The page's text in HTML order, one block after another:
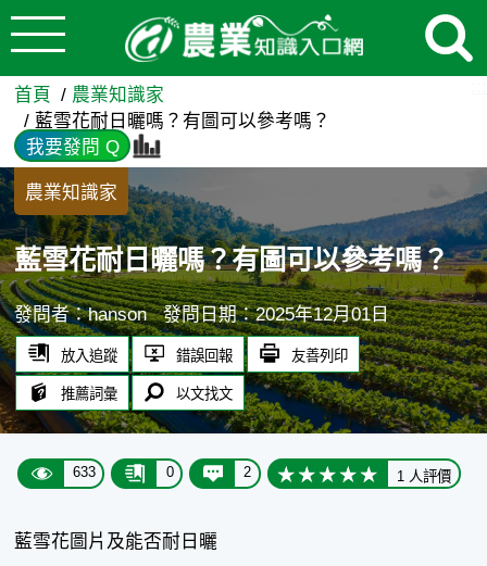
跳到主要內容
藍雪花耐日曬嗎？有圖可以
首頁
農業知識家
藍雪花耐日曬嗎？有圖可以參考嗎？
我要發問 Q
農業知識家
藍雪花耐日曬嗎？有圖可以參考嗎？
發問者：hanson 發問日期：2025年12月01日
放入追蹤 錯誤回報 友善列印
推薦詞彙 以文找文
633 0 2 1 人評價
藍雪花圖片及能否耐日曬